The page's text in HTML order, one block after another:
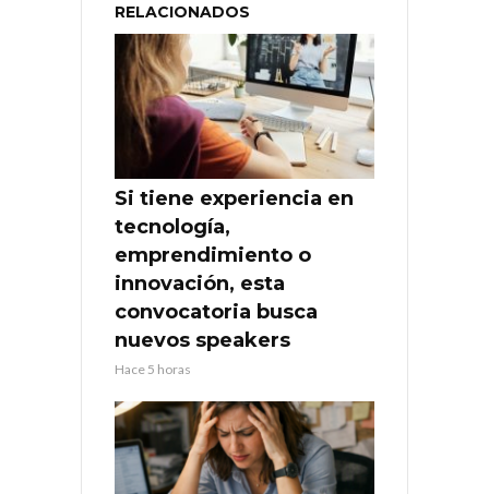
RELACIONADOS
Si tiene experiencia en
tecnología,
emprendimiento o
innovación, esta
convocatoria busca
nuevos speakers
Hace 5 horas